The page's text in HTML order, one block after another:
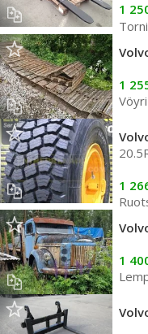
1
1
Vöyri
1
1